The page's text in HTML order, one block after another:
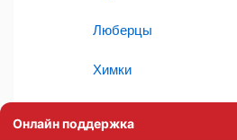
Люберцы
Химки